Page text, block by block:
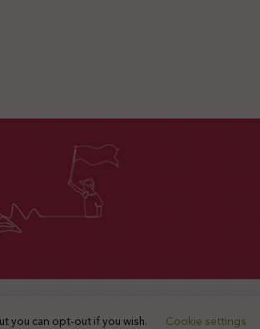
اتصل بنا تبرع لنا you can opt-out if you wish. Cookie settings